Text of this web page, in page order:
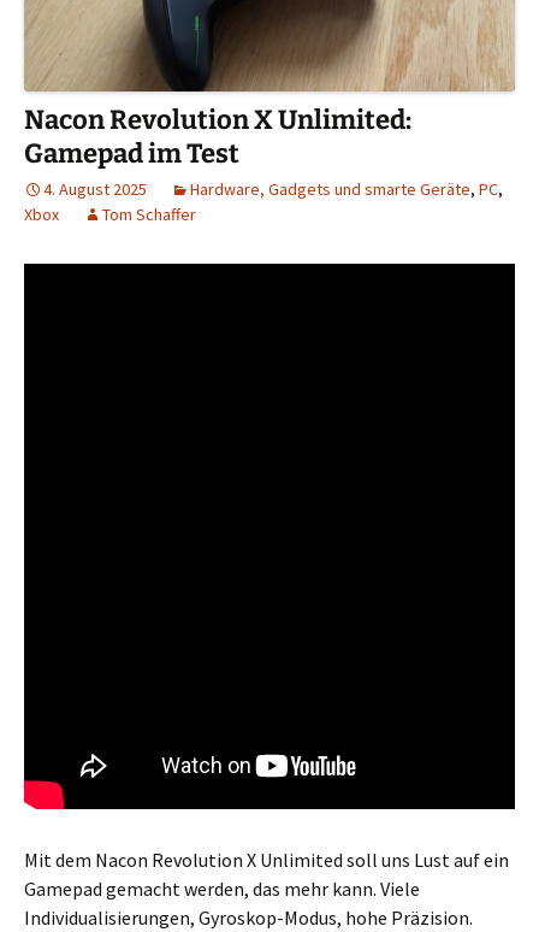
Nacon Revolution X Unlimited:
Gamepad im Test
4. August 2025 Hardware, Gadgets und smarte Geräte, PC,
Xbox
Tom Schaffer
Mit dem Nacon Revolution X Unlimited soll uns Lust auf ein
Gamepad gemacht werden, das mehr kann. Viele
Individualisierungen, Gyroskop-Modus, hohe Präzision.